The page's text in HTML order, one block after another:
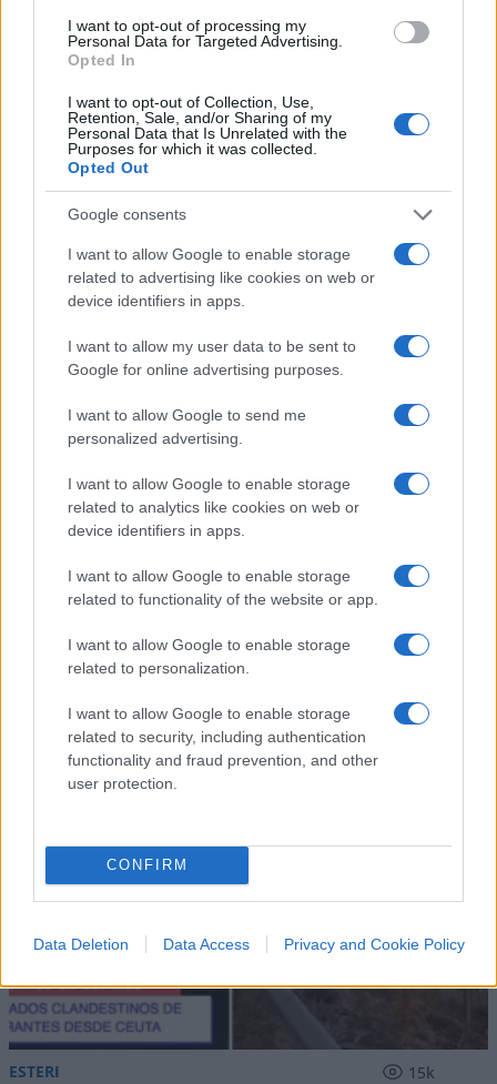
I want to opt-out of processing my
Personal Data for Targeted Advertising.
Opted In
I want to opt-out of Collection, Use,
Retention, Sale, and/or Sharing of my
Personal Data that Is Unrelated with the
Purposes for which it was collected.
Opted Out
Google consents
I want to allow Google to enable storage
related to advertising like cookies on web or
device identifiers in apps.
I want to allow my user data to be sent to
Google for online advertising purposes.
I want to allow Google to send me
personalized advertising.
I want to allow Google to enable storage
related to analytics like cookies on web or
device identifiers in apps.
I want to allow Google to enable storage
related to functionality of the website or app.
I want to allow Google to enable storage
related to personalization.
I want to allow Google to enable storage
related to security, including authentication
functionality and fraud prevention, and other
user protection.
CONFIRM
Data Deletion Data Access Privacy and Cookie Policy
Maximo
Non dovrebbe già essere in galera per il reato universale di
utero in affitto,per il consumo smisurato di droga?
Spiegateci un po’ come la pensate per favore
VIsualizza le risposte
IL PIÙ LETTO DEL MESE
ESTERI 15k